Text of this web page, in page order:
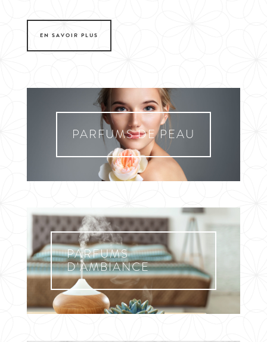
EN SAVOIR PLUS
PARFUMS DE PEAU
PARFUMS
D'AMBIANCE